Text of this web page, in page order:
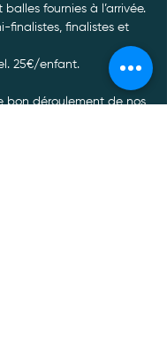
fournies à l’arrivée.
finalistes, finalistes et
25€/enfant.
bon déroulement de nos